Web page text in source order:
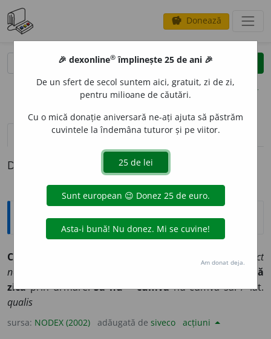
savings Donează
clear
opțiuni
definiții (1) pronunțievolume_up (50)
Definiția cu ID-ul 326629:
Explicative DEX
C
pron. rel. (se folosește pentru a indica un obiect
neidentificat)
Câinele ~ latră nu mușcă. ◊ ~ va să
zicăprin urmare.Să nu ~ cumvanu cumva să. /<lat.
qualis
sursa: NODEX (2002) adăugată de siveco acțiuni
🎉 dexonline® împlinește 25 de ani 🎉
De un sfert de secol suntem aici, gratuit, zi de zi,
pentru milioane de căutări.
Cu o mică donație aniversară ne-ați ajuta să păstrăm
cuvintele la îndemâna tuturor și pe viitor.
Am donat deja.